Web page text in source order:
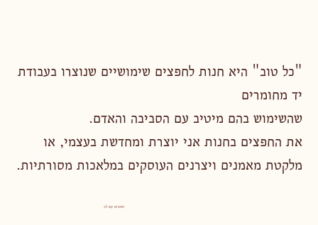
"כל טוב" היא חנות לחפצים שימושיים שנוצרו בעבודת
יד מחומרים
שהשימוש בהם מיטיב עם הסביבה והאדם.
את החפצים בחנות אני יוצרת ומחדשת בעצמי, או
מלקטת מאמנים ויצרנים העוסקים במלאכות מסורתיות.
חפצים עם לב